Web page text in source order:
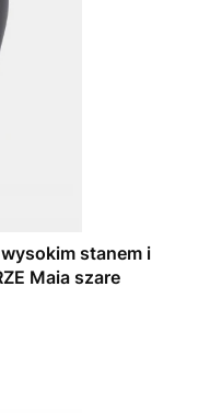
stanem i
Maia szare